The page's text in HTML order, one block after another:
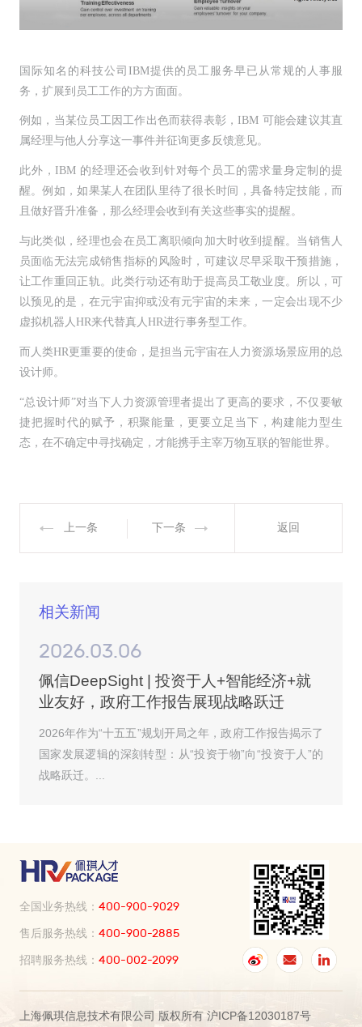
国际知名的科技公司IBM提供的员工服务早已从常规的人事服
务，扩展到员工工作的方方面面。
例如，当某位员工因工作出色而获得表彰，IBM 可能会建议其直
属经理与他人分享这一事件并征询更多反馈意见。
此外，IBM 的经理还会收到针对每个员工的需求量身定制的提
醒。例如，如果某人在团队里待了很长时间，具备特定技能，而
且做好晋升准备，那么经理会收到有关这些事实的提醒。
与此类似，经理也会在员工离职倾向加大时收到提醒。当销售人
员面临无法完成销售指标的风险时，可建议尽早采取干预措施，
让工作重回正轨。此类行动还有助于提高员工敬业度。所以，可
以预见的是，在元宇宙抑或没有元宇宙的未来，一定会出现不少
虚拟机器人HR来代替真人HR进行事务型工作。
而人类HR更重要的使命，是担当元宇宙在人力资源场景应用的总
设计师。
“总设计师”对当下人力资源管理者提出了更高的要求，不仅要敏
捷把握时代的赋予，积聚能量，更要立足当下，构建能力型生
态，在不确定中寻找确定，才能携手主宰万物互联的智能世界。
上一条 下一条 返回
相关新闻
2026.03.06
佩信DeepSight | 投资于人+智能经济+就
业友好，政府工作报告展现战略跃迁
2026年作为“十五五”规划开局之年，政府工作报告揭示了
国家发展逻辑的深刻转型：从“投资于物”向“投资于人”的
战略跃迁。...
全国业务热线： 400-900-9029
售后服务热线： 400-900-2885
招聘服务热线： 400-002-2099
上海佩琪信息技术有限公司 版权所有 沪ICP备12030187号